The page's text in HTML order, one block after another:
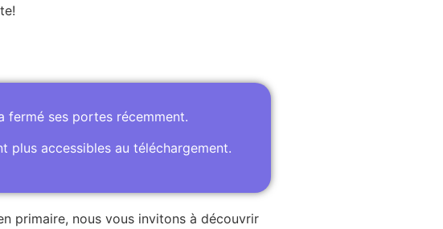
fermé ses portes récemment.
plus accessibles au téléchargement.
primaire, nous vous invitons à découvrir